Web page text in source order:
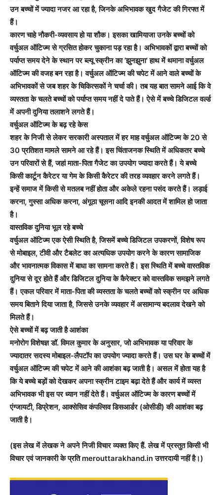
उन बच्चों में ज्यादा नजर आ रहा है, जिनके अभिभावक खुद गैजेट की गिरफ्त में
हैं।
कारण चाहे नौकरी-व्यवसाय हो या शौक। इसका खामियाजा उनके बच्चों को
वर्चुअल ऑटिज्म से ग्रसित होकर चुकाना पड़ रहा है। अभिभावकों द्वारा बच्चों को
पर्याप्त समय देने के स्थान पर ब्ल्यू स्क्रीन का ‘झुनझुना’ हाथ में थमाना वर्चुअल
ऑटिज्म की वजह बन रहा है। वर्चुअल ऑटिज्म की चपेट में आने वाले बच्चों के
अभिभावकों से जब शहर के चिकित्सकों ने चर्चा की। तब यह बात सामने आई कि वे
व्यस्तता के चलते बच्चों को पर्याप्त समय नहीं दे पाते हैं। ऐसे में बच्चे डिजिटल वर्ल्ड
में अपनी दुनिया तलाशने लगते हैं।
वर्चुअल ऑटिज्म के बढ़ रहे केस
शहर के निजी से लेकर सरकारी अस्पताल में हर माह वर्चुअल ऑटिज्म के 20 से
30 प्रतिशत मामले सामने आ रहे हैं। इस चिंताजनक स्थिति में अधिकतर बच्चे
उन परिवारों से हैं, जहां माता-पिता गैजेट का उपयोग ज्यादा करते हैं। ये बच्चे
किसी कार्टून कैरेटर या गेम के किसी कैरेटर की तरह व्यवहार करने लगते हैं।
इन्हें समाज में किसी से मतलब नहीं होता और अकेले रहना पसंद करते हैं। लड़ाई
करना, गुस्सा अधिक करना, अंगूठा चूसना आदि इनकी आदत में शामिल हो जाता
है।
वास्तविक दुनिया भूल रहे बच्चे
वर्चुअल ऑटिज्म एक ऐसी स्थिति है, जिसमें बच्चे डिजिटल उपकरणों, विशेष रूप
से मोबाइल, टीवी और टैबलेट का अत्यधिक उपयोग करने के कारण सामाजिक
और भावनात्मक विकास में बाधा का सामना करते हैं। इस स्थिति में बच्चे वास्तविक
दुनिया से दूर होते हैं और डिजिटल दुनिया के कैरेक्टर को वास्तविक समझने लगते
हैं। एकल परिवार में माता-पिता की व्यस्तता के चलते बच्चों को स्क्रीन पर अधिक
समय बिताने दिया जाता है, जिससे उनके व्यवहार में असामान्य बदलाव देखने को
मिलते हैं।
ऐसे बच्चों में बढ़ जाती है आशंका
मनोरोग विशेषज्ञ डॉ. विमल कुमार के अनुसार, जो अभिभावक या परिवार के
ज्यादातर सदस्य मोबाइल-लैपटॉप का उपयोग ज्यादा करते हैं। उस घर के बच्चों में
वर्चुअल ऑटिज्म की चपेट में आने की आशंका बढ़ जाती है। असल में होता यह है
कि ये बच्चे बड़ों को देखकर अपना स्क्रीन टाइम बढ़ा देते हैं और कार्य में व्यस्त
अभिभावक भी इस पर ध्यान नहीं देते हैं। वर्चुअल ऑटिज्म के कारण बच्चों में
एंग्जायटी, डिप्रेशन, आक्सेसिव कंपल्सिव डिसआर्डर (ओसीडी) की आशंका बढ़
जाती है।
(इस लेख में लेखक ने अपने निजी विचार व्यक्त किए हैं. लेख में प्रस्तुत किसी भी
विचार एवं जानकारी के प्रति merouttarakhand.in उत्तरदायी नहीं है।)